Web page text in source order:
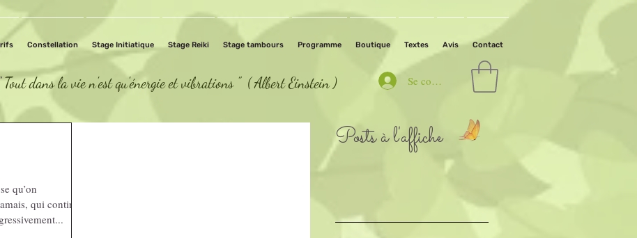
Constellation Stage Initiatique Stage Reiki Stage tambours Programme Boutique Textes Avis Contact
Tout dans la vie n'est qu'énergie et vibrations " ( Albert Einstein ) Se connecter
qu’on
qui continue
progressivement...
Posts à l'affiche